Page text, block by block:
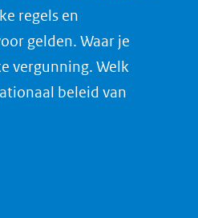
regels en
gelden. Waar je
vergunning. Welk
beleid van